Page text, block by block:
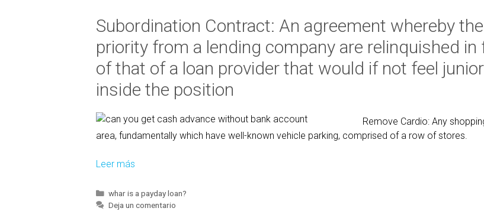
Subordination Contract: An agreement whereby
priority from a lending company are relinquished in
of that of a loan provider that would if not feel junior
inside the position
Remove Cardio: Any
area, fundamentally which have well-known vehicle parking, comprised of a row of stores.
Leer más
e
a
C
a
whar is a payday loan?
Deja un comentario